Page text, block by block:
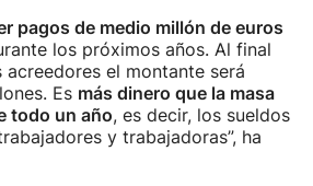
pagos de medio millón de euros
los próximos años. Al final
el montante será
Es más dinero que la masa
todo un año, es decir, los sueldos
y trabajadoras”, ha